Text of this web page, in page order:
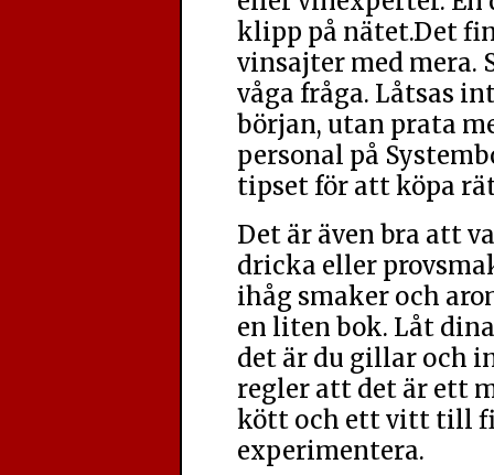
klipp på nätet.Det
vinsajter med mera.
våga fråga. Låtsas
början, utan prata
personal på
tipset för att köpa
Det är även bra att
dricka eller
ihåg smaker och
en liten bok. Låt
det är du gillar och
regler att det är ett
kött och ett vitt till
experimentera.